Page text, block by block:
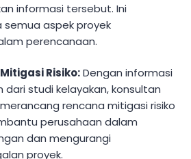
informasi tersebut. Ini
aspek proyek
perencanaan.
Risiko:Dengan informasi
dari studi kelayakan, konsultan
rencana mitigasi risiko
perusahaan dalam
dan mengurangi
proyek.